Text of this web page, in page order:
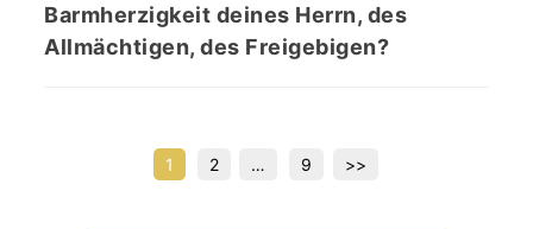
Barmherzigkeit deines Herrn, des
Allmächtigen, des Freigebigen?
Seitennummerierung
1 2 … 9 >>